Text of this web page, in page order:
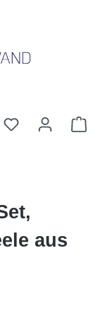
Du hast 0
aus